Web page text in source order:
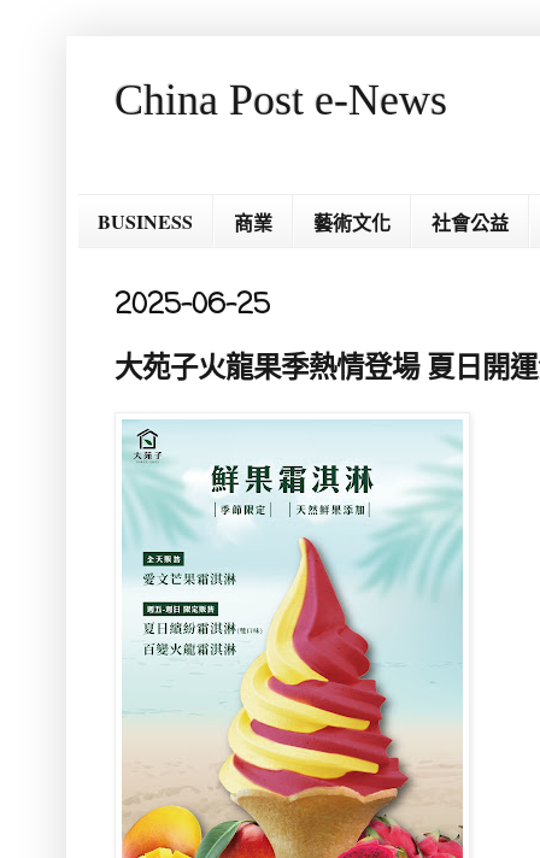
China Post e-News
BUSINESS 商業 藝術文化 社會公益
2025-06-25
大苑子火龍果季熱情登場 夏日開